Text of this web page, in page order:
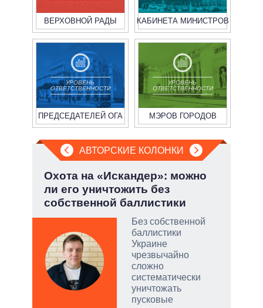
ВЕРХОВНОЙ РАДЫ КАБИНЕТА МИНИСТРОВ
УРОВЕНЬ
ОТВЕТСТВЕННОСТИ
ПРЕДСЕДАТЕЛЕЙ ОГА
УРОВЕНЬ
ОТВЕТСТВЕННОСТИ
МЭРОВ ГОРОДОВ
АВТОРСКИЕ КОЛОНКИ
Охота на «Искандер»: можно
ли его уничтожить без
собственной баллистики
Без собственной
баллистики
Украине
чрезвычайно
сложно
систематически
уничтожать
пусковые